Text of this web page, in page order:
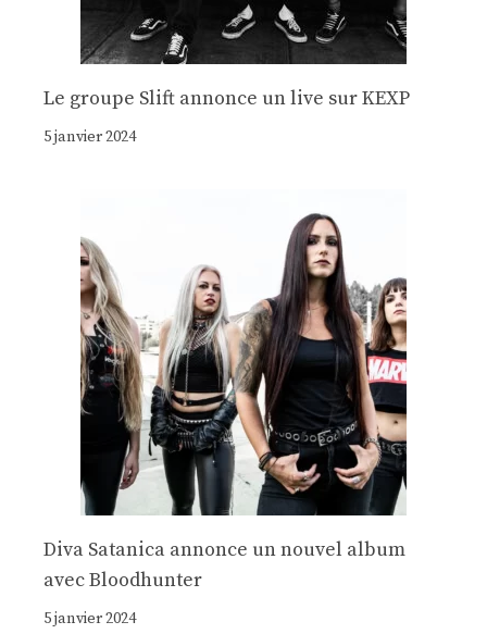
Le groupe Slift annonce un live sur KEXP
5 janvier 2024
Diva Satanica annonce un nouvel album
avec Bloodhunter
5 janvier 2024